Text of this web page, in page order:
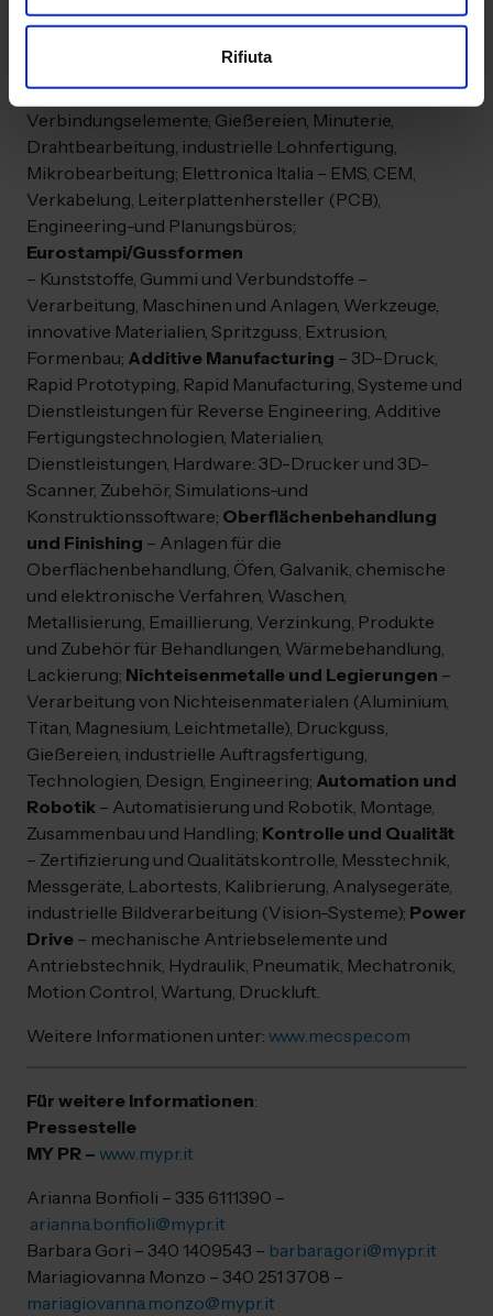
Rifiuta
Management, Sicherheitssysteme, PSA,
– Präzisionsbearbeitung, Metallbau,
Maschinenbau, Mechanische Konstruktion,
Verbindungselemente, Gießereien, Minuterie,
Drahtbearbeitung, industrielle Lohnfertigung,
Mikrobearbeitung; Elettronica Italia – EMS, CEM,
Verkabelung, Leiterplattenhersteller (PCB),
Engineering-und Planungsbüros;
Eurostampi/Gussformen
– Kunststoffe, Gummi und Verbundstoffe –
Verarbeitung, Maschinen und Anlagen, Werkzeuge,
innovative Materialien, Spritzguss, Extrusion,
Formenbau; Additive Manufacturing – 3D-Druck,
Rapid Prototyping, Rapid Manufacturing, Systeme und
Dienstleistungen für Reverse Engineering, Additive
Fertigungstechnologien, Materialien,
Dienstleistungen, Hardware: 3D-Drucker und 3D-
Scanner, Zubehör, Simulations-und
Konstruktionssoftware; Oberflächenbehandlung
und Finishing – Anlagen für die
Oberflächenbehandlung, Öfen, Galvanik, chemische
und elektronische Verfahren, Waschen,
Metallisierung, Emaillierung, Verzinkung, Produkte
und Zubehör für Behandlungen, Wärmebehandlung,
Lackierung; Nichteisenmetalle und Legierungen –
Verarbeitung von Nichteisenmaterialen (Aluminium,
Titan, Magnesium, Leichtmetalle), Druckguss,
Gießereien, industrielle Auftragsfertigung,
Technologien, Design, Engineering; Automation und
Robotik – Automatisierung und Robotik, Montage,
Zusammenbau und Handling; Kontrolle und Qualität
– Zertifizierung und Qualitätskontrolle, Messtechnik,
Messgeräte, Labortests, Kalibrierung, Analysegeräte,
industrielle Bildverarbeitung (Vision-Systeme); Power
Drive – mechanische Antriebselemente und
Antriebstechnik, Hydraulik, Pneumatik, Mechatronik,
Motion Control, Wartung, Druckluft.
Weitere Informationen unter: www.mecspe.com
Für weitere Informationen:
Pressestelle
MY PR – www.mypr.it
Arianna Bonfioli – 335 6111390 –
arianna.bonfioli@mypr.it
Barbara Gori – 340 1409543 – barbara.gori@mypr.it
Mariagiovanna Monzo – 340 251 3708 –
mariagiovanna.monzo@mypr.it